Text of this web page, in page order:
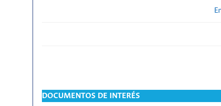
DOCUMENTOS DE INTERÉS